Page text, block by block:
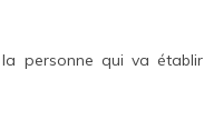
personne qui va établir